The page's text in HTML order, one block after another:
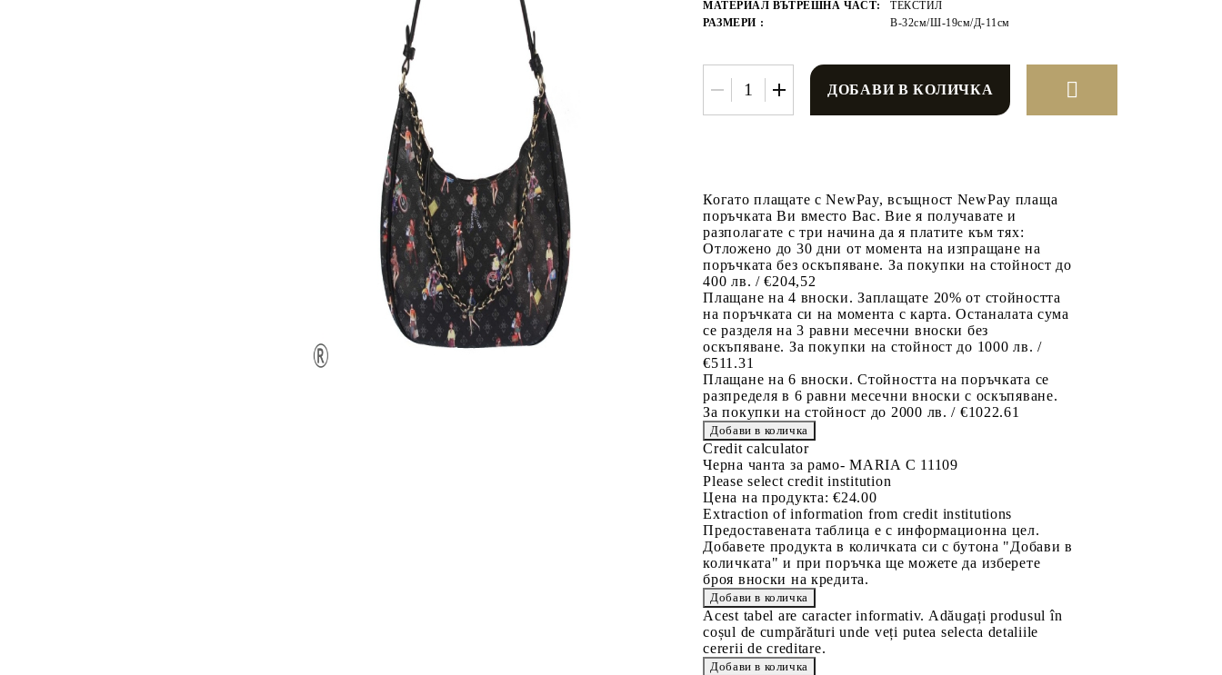
МАТЕРИАЛ ВЪТРЕШНА ЧАСТ:
ТЕКСТИЛ
РАЗМЕРИ :
В-32см/Ш-19см/Д-11см
Когато плащате с NewPay, всъщност NewPay плаща
поръчката Ви вместо Вас. Вие я получавате и
разполагате с три начина да я платите към тях:
Отложено до 30 дни от момента на изпращане на
поръчката без оскъпяване. За покупки на стойност до
400 лв. / €204,52
Плащане на 4 вноски. Заплащате 20% от стойността
на поръчката си на момента с карта. Останалата сума
се разделя на 3 равни месечни вноски без
оскъпяване. За покупки на стойност до 1000 лв. /
€511.31
Плащане на 6 вноски. Стойността на поръчката се
разпределя в 6 равни месечни вноски с оскъпяване.
За покупки на стойност до 2000 лв. / €1022.61
Credit calculator
Черна чанта за рамо- MARIA C 11109
Please select credit institution
Цена на продукта: €24.00
Extraction of information from credit institutions
Предоставената таблица е с информационна цел.
Добавете продукта в количката си с бутона "Добави в
количката" и при поръчка ще можете да изберете
броя вноски на кредита.
Acest tabel are caracter informativ. Adăugați produsul în
coșul de cumpărături unde veți putea selecta detaliile
cererii de creditare.